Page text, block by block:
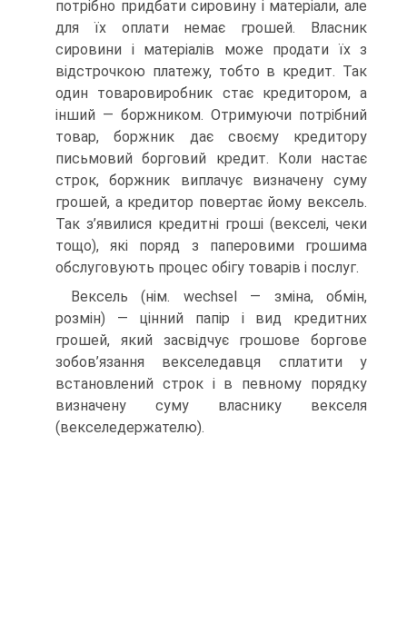
потрібно придбати сировину і матеріали, але
для їх оплати немає грошей. Власник
сировини і матеріалів може продати їх з
відстрочкою платежу, тобто в кредит. Так
один товаровиробник стає кредитором, а
інший — боржником. Отримуючи потрібний
товар, боржник дає своєму кредитору
письмовий борговий кредит. Коли настає
строк, боржник виплачує визначену суму
грошей, а кредитор повертає йому вексель.
Так з’явилися кредитні гроші (векселі, чеки
тощо), які поряд з паперовими грошима
обслуговують процес обігу товарів і послуг.
Вексель (нім. wechsel — зміна, обмін,
розмін) — цінний папір і вид кредитних
грошей, який засвідчує грошове боргове
зобов’язання векселедавця сплатити у
встановлений строк і в певному порядку
визначену суму власнику векселя
(векселедержателю).